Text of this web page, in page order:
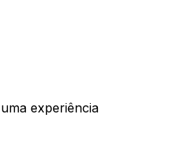
uma experiência